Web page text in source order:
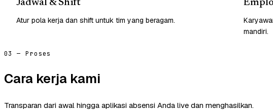
Jadwal & Shift
Atur pola kerja dan shift untuk tim yang beragam.
mandiri.
03 — Proses
Cara kerja kami
Transparan dari awal hingga aplikasi absensi Anda live dan menghasilkan.